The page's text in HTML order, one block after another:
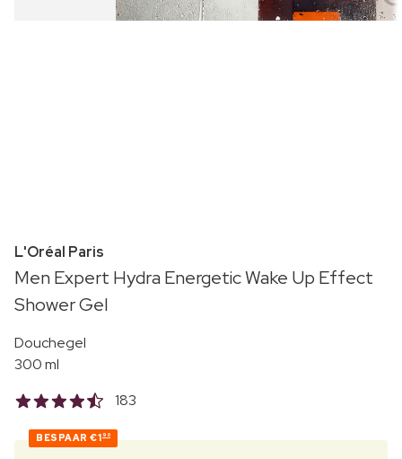
L'Oréal Paris
Men Expert Hydra Energetic Wake Up Effect
Shower Gel
Douchegel
300 ml
183
BESPAAR €1 90